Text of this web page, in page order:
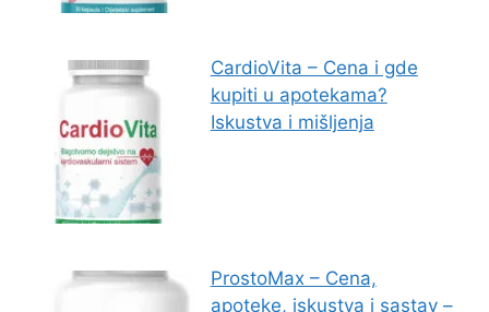
CardioVita – Cena i gde
kupiti u apotekama?
Iskustva i mišljenja
ProstoMax – Cena,
apoteke, iskustva i sastav –